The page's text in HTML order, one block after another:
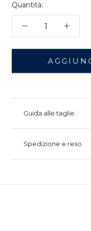
Quantità:
Guida alle taglie
Spedizione e reso